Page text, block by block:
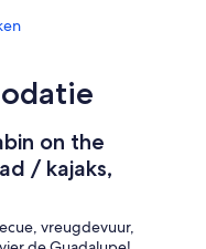
on the
/ kajaks,
vreugdevuur,